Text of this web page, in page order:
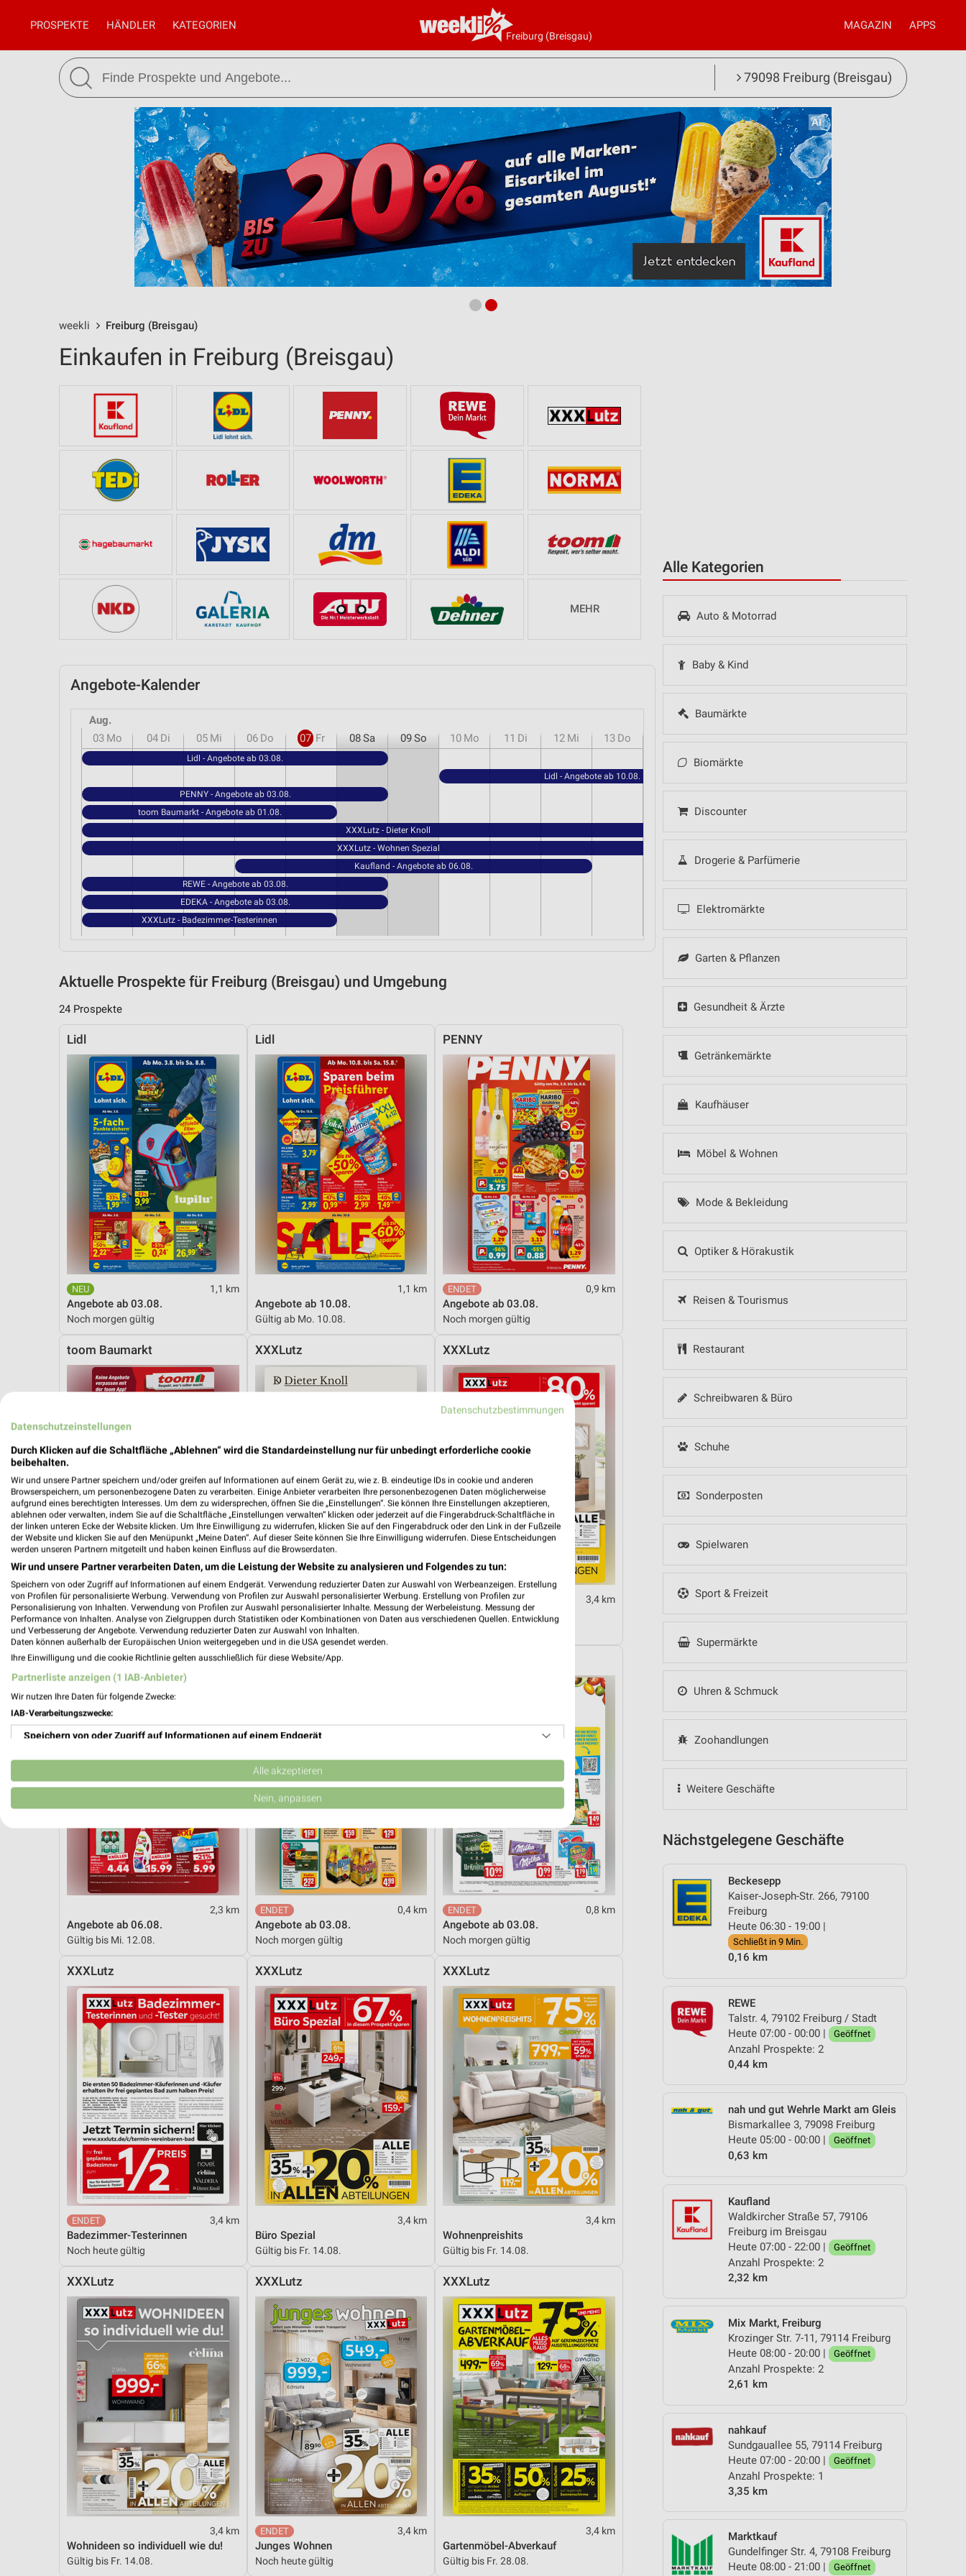
Freiburg (Breisgau)
PROSPEKTE HÄNDLER KATEGORIEN MAGAZIN APPS
79098 Freiburg (Breisgau)
weekli Freiburg (Breisgau)
Alle Kategorien
Auto & Motorrad
Baby & Kind
Baumärkte
Biomärkte
Discounter
Drogerie & Parfümerie
Elektromärkte
Garten & Pflanzen
Gesundheit & Ärzte
Getränkemärkte
Kaufhäuser
Möbel & Wohnen
Mode & Bekleidung
Optiker & Hörakustik
Reisen & Tourismus
Restaurant
Schreibwaren & Büro
Schuhe
Sonderposten
Spielwaren
Sport & Freizeit
Supermärkte
Uhren & Schmuck
Zoohandlungen
Weitere Geschäfte
Nächstgelegene Geschäfte
Beckesepp
Kaiser-Joseph-Str. 266, 79100
Freiburg
Heute 06:30 - 19:00 |
Schließt in 9 Min.
0,16 km
REWE
Talstr. 4, 79102 Freiburg / Stadt
Heute 07:00 - 00:00 |
Geöffnet
Anzahl Prospekte: 2
0,44 km
nah und gut Wehrle Markt am Gleis
Bismarkallee 3, 79098 Freiburg
Heute 05:00 - 00:00 |
Geöffnet
0,63 km
Kaufland
Waldkircher Straße 57, 79106
Freiburg im Breisgau
Heute 07:00 - 22:00 |
Geöffnet
Anzahl Prospekte: 2
2,32 km
Mix Markt, Freiburg
Krozinger Str. 7-11, 79114 Freiburg
Heute 08:00 - 20:00 |
Geöffnet
Anzahl Prospekte: 2
2,61 km
nahkauf
Sundgauallee 55, 79114 Freiburg
Heute 07:00 - 20:00 |
Geöffnet
Anzahl Prospekte: 1
3,35 km
Marktkauf
Gundelfinger Str. 4, 79108 Freiburg
Heute 08:00 - 21:00 |
Geöffnet
Einkaufen in Freiburg (Breisgau)
MEHR
Angebote-Kalender
Aug.
03 Mo 04 Di 05 Mi 06 Do 07 Fr 08Sa 09So 10 Mo 11 Di 12 Mi 13 Do
Lidl - Angebote ab 03.08.
Lidl - Angebote ab 10.08.
PENNY - Angebote ab 03.08.
toom Baumarkt - Angebote ab 01.08.
XXXLutz - Dieter Knoll
XXXLutz - Wohnen Spezial
Kaufland - Angebote ab 06.08.
REWE - Angebote ab 03.08.
EDEKA - Angebote ab 03.08.
XXXLutz - Badezimmer-Testerinnen
Aktuelle Prospekte für Freiburg (Breisgau) und Umgebung
24 Prospekte
Lidl
1,1 km
Angebote ab 03.08.
Noch morgen gültig
Lidl
1,1 km
Angebote ab 10.08.
Gültig ab Mo. 10.08.
PENNY
0,9 km
Angebote ab 03.08.
Noch morgen gültig
toom Baumarkt
4,2 km
Angebote ab 01.08.
Noch heute gültig
XXXLutz
3,4 km
Dieter Knoll
Gültig bis Fr. 14.08.
XXXLutz
3,4 km
Wohnen Spezial
Kaufland
2,3 km
Angebote ab 06.08.
Gültig bis Mi. 12.08.
REWE
0,4 km
Angebote ab 03.08.
Noch morgen gültig
0,8 km
Angebote ab 03.08.
Noch morgen gültig
XXXLutz
3,4 km
Badezimmer-Testerinnen
Noch heute gültig
XXXLutz
3,4 km
Büro Spezial
Gültig bis Fr. 14.08.
XXXLutz
3,4 km
Wohnenpreishits
Gültig bis Fr. 14.08.
XXXLutz
3,4 km
Wohnideen so individuell wie du!
Gültig bis Fr. 14.08.
XXXLutz
3,4 km
Junges Wohnen
Noch heute gültig
XXXLutz
3,4 km
Gartenmöbel-Abverkauf
Gültig bis Fr. 28.08.
Datenschutzbestimmungen
Datenschutzeinstellungen
Durch Klicken auf die Schaltfläche „Ablehnen“ wird die Standardeinstellung nur für unbedingt erforderliche cookie
beibehalten.
Wir und unsere Partner speichern und/oder greifen auf Informationen auf einem Gerät zu, wie z. B. eindeutige IDs in cookie und anderen
Browserspeichern, um personenbezogene Daten zu verarbeiten. Einige Anbieter verarbeiten Ihre personenbezogenen Daten möglicherweise
aufgrund eines berechtigten Interesses. Um dem zu widersprechen, öffnen Sie die „Einstellungen“. Sie können Ihre Einstellungen akzeptieren,
ablehnen oder verwalten, indem Sie auf die Schaltfläche „Einstellungen verwalten“ klicken oder jederzeit auf die Fingerabdruck-Schaltfläche in
der linken unteren Ecke der Website klicken. Um Ihre Einwilligung zu widerrufen, klicken Sie auf den Fingerabdruck oder den Link in der Fußzeile
der Website und klicken Sie auf den Menüpunkt „Meine Daten“. Auf dieser Seite können Sie Ihre Einwilligung widerrufen. Diese Entscheidungen
werden unseren Partnern mitgeteilt und haben keinen Einfluss auf die Browserdaten.
Wir und unsere Partner verarbeiten Daten, um die Leistung der Website zu analysieren und Folgendes zu tun:
Speichern von oder Zugriff auf Informationen auf einem Endgerät. Verwendung reduzierter Daten zur Auswahl von Werbeanzeigen. Erstellung
von Profilen für personalisierte Werbung. Verwendung von Profilen zur Auswahl personalisierter Werbung. Erstellung von Profilen zur
Personalisierung von Inhalten. Verwendung von Profilen zur Auswahl personalisierter Inhalte. Messung der Werbeleistung. Messung der
Performance von Inhalten. Analyse von Zielgruppen durch Statistiken oder Kombinationen von Daten aus verschiedenen Quellen. Entwicklung
und Verbesserung der Angebote. Verwendung reduzierter Daten zur Auswahl von Inhalten.
Daten können außerhalb der Europäischen Union weitergegeben und in die USA gesendet werden.
Ihre Einwilligung und die cookie Richtlinie gelten ausschließlich für diese Website/App.
Partnerliste anzeigen (1 IAB-Anbieter)
Wir nutzen Ihre Daten für folgende Zwecke:
IAB-Verarbeitungszwecke:
Speichern von oder Zugriff auf Informationen auf einem Endgerät
Verwendung reduzierter Daten zur Auswahl von Werbeanzeigen
Erstellung von Profilen für personalisierte Werbung
Erstellung von Profilen zur Personalisierung von Inhalten
Verwendung von Profilen zur Auswahl personalisierter Inhalte
Messung der Performance von Inhalten
Analyse von Zielgruppen durch Statistiken oder Kombinationen von Daten aus verschiedenen
Entwicklung und Verbesserung der Angebote
Verwendung reduzierter Daten zur Auswahl von Inhalten
IAB-Besonderheiten:
Verwendung genauer Standortdaten
Geräte anhand von aktiv angeforderten Informationen identifizieren
Nicht-IAB-Verarbeitungszwecke:
Performance
Funktional
Alle akzeptieren
Nein, anpassen